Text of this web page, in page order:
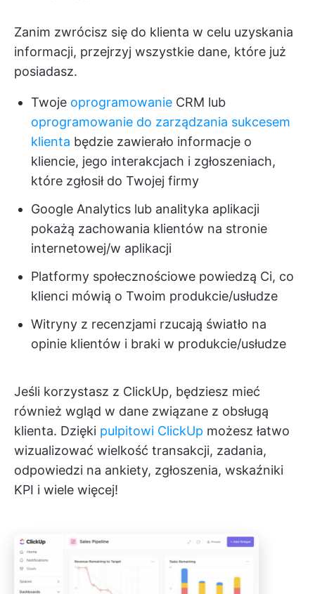
Zanim zwrócisz się do klienta w celu uzyskania
informacji, przejrzyj wszystkie dane, które już
posiadasz.
Twoje oprogramowanie CRM lub
oprogramowanie do zarządzania sukcesem
klienta będzie zawierało informacje o
kliencie, jego interakcjach i zgłoszeniach,
które zgłosił do Twojej firmy
Google Analytics lub analityka aplikacji
pokażą zachowania klientów na stronie
internetowej/w aplikacji
Platformy społecznościowe powiedzą Ci, co
klienci mówią o Twoim produkcie/usłudze
Witryny z recenzjami rzucają światło na
opinie klientów i braki w produkcie/usłudze
Jeśli korzystasz z ClickUp, będziesz mieć
również wgląd w dane związane z obsługą
klienta. Dzięki pulpitowi ClickUp możesz łatwo
wizualizować wielkość transakcji, zadania,
odpowiedzi na ankiety, zgłoszenia, wskaźniki
KPI i wiele więcej!